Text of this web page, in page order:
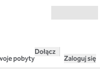
pobyty
Dołącz
Zaloguj się